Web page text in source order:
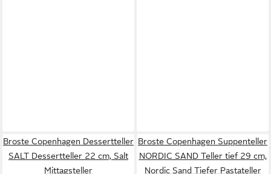
Broste Copenhagen Dessertteller
SALT Dessertteller 22 cm, Salt
Mittagsteller
Broste Copenhagen Suppenteller
NORDIC SAND Teller tief 29 cm,
Nordic Sand Tiefer Pastateller